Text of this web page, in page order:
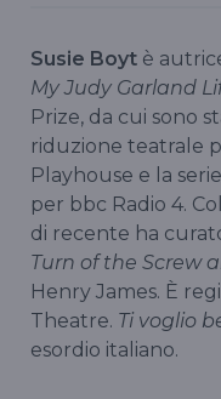
Susie Boyt è
My Judy Garland
Prize, da cui sono
riduzione teatrale
Playhouse e la
per bbc Radio 4.
di recente ha
Turn of the Screw
Henry James. È
Theatre. Ti voglio
esordio italiano.